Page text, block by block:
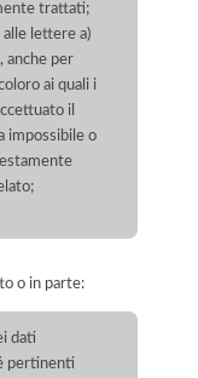
trattati;
alle lettere a)
anche per
ai quali i
il
impossibile o
o in parte:
dati
pertinenti